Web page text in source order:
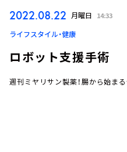
ログイン
2022.08.22 月曜日 14:33
ライフスタイル・健康
ロボット支援手術
週刊ミヤリサン製薬！腸から始ま